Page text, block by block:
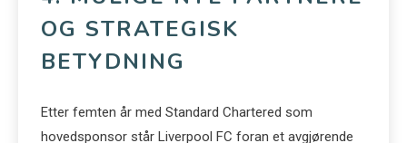
OG STRATEGISK
BETYDNING
Etter femten år med Standard Chartered som
hovedsponsor står Liverpool FC foran et avgjørende